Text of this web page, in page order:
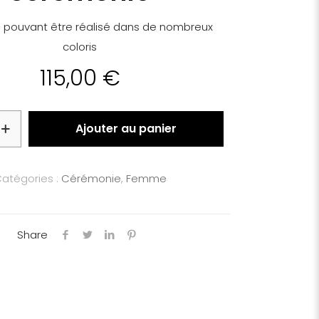
pouvant être réalisé dans de nombreux
coloris
115,00 €
Ajouter au panier
: Cérémonie, Femme
Share